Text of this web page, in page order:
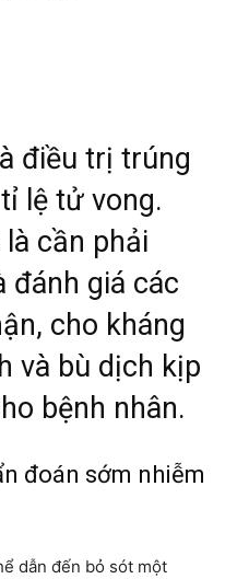
điều trị trúng
lệ tử vong.
cần phải
đánh giá các
cho kháng
và bù dịch kịp
bệnh nhân.
đoán sớm nhiễm
dẫn đến bỏ sót một